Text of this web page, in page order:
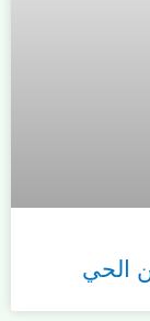
الحي